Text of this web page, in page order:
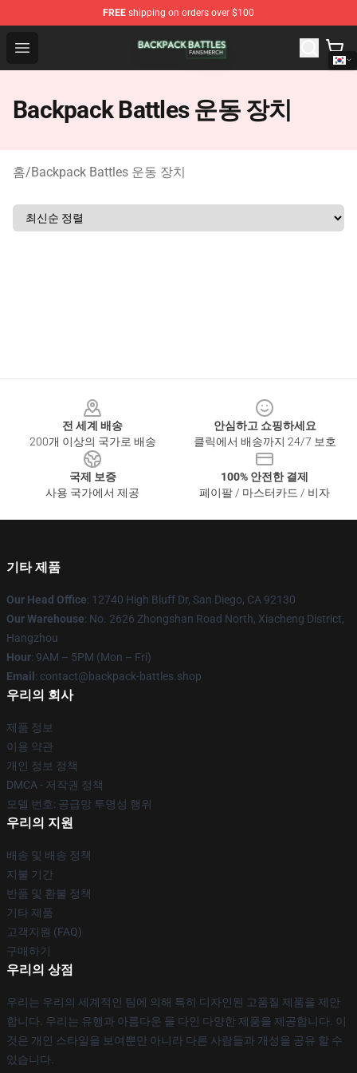
FREE shipping on orders over $100
Open menu
Backpack Battles Shop - Official Backpack Battles
Backpack Battles 운동 장치
홈/Backpack Battles 운동 장치
전 세계 배송
200개 이상의 국가로 배송
안심하고 쇼핑하세요
클릭에서 배송까지 24/7 보호
국제 보증
사용 국가에서 제공
100% 안전한 결제
페이팔 / 마스터카드 / 비자
기타 제품
Our Head Office: 12740 High Bluff Dr, San Diego, CA 92130
Our Warehouse: No. 2626 Zhongshan Road North, Xiacheng District,
Hangzhou
Hour: 9AM – 5PM (Mon – Fri)
Email : contact@backpack-battles.shop
우리의 회사
제품 정보
이용 약관
개인 정보 정책
DMCA - 저작권 정책
모델 번호: 공급망 투명성 행위
우리의 지원
배송 및 배송 정책
지불 기간
반품 및 환불 정책
기타 제품
고객지원 (FAQ)
구매하기
우리의 상점
우리는 우리의 세계적인 팀에 의해 특히 디자인된 고품질 제품을 제안
합니다. 우리는 유행과 아름다운 둘 다인 다양한 제품을 제공합니다. 이
것은 개인 스타일을 보여뿐만 아니라 다른 사람들과 개성을 공유 할 수
있습니다.